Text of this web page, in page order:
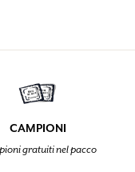
CAMPIONI
gratuiti nel pacco